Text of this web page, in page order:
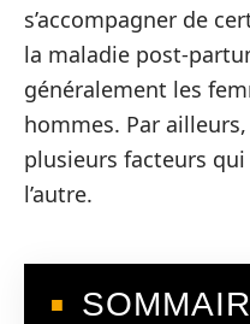
s’accompagner de
la maladie post-
généralement les
hommes. Par
plusieurs facteurs
l’autre.